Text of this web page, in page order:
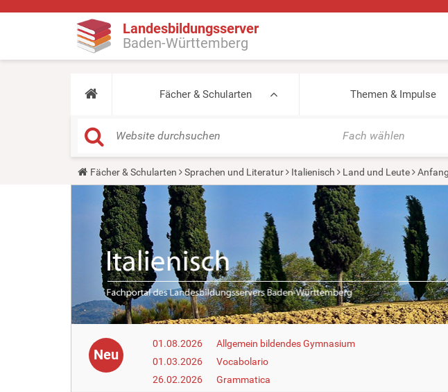
Landesbildungsserver
Baden-Württemberg
Fächer & Schularten Themen & Impulse
Fach wählen
Y
o
Fächer & Schularten Sprachen und Literatur Italienisch Land und Leute
Neu
01.08.2026
Allgemein bildendes Gymnasium
01.03.2026
Vocabolario
26.02.2026
Grammatica